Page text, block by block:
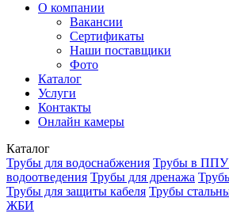
О компании
Вакансии
Сертификаты
Наши поставщики
Фото
Каталог
Услуги
Контакты
Онлайн камеры
Каталог
Трубы для водоснабжения Трубы в ППУ
водоотведения Трубы для дренажа
Трубы для защиты кабеля Трубы
ЖБИ